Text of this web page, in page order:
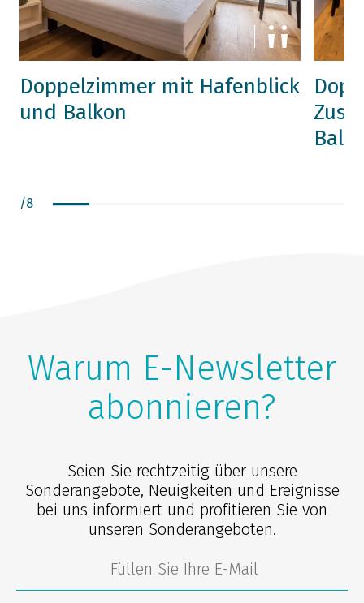
Doppelzimmer mit Hafenblick
und Balkon
/8
Warum E-Newsletter
abonnieren?
Seien Sie rechtzeitig über unsere
Sonderangebote, Neuigkeiten und Ereignisse
bei uns informiert und profitieren Sie von
unseren Sonderangeboten.